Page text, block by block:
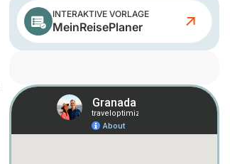
INTERAKTIVE VORLAGE
MeinReisePlaner